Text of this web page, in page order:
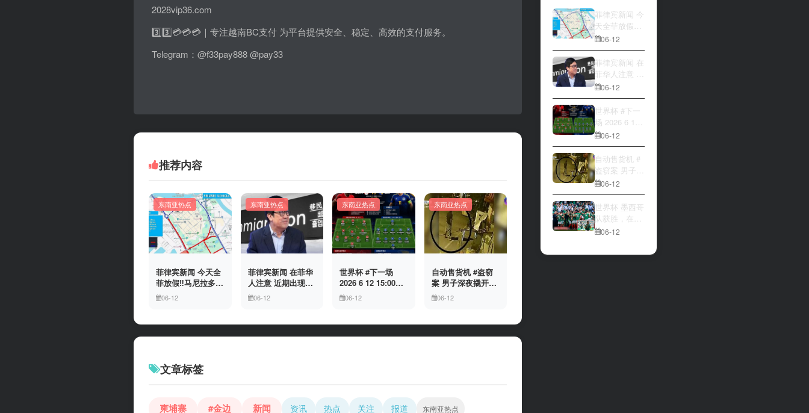
2028vip36.com
3️⃣3️⃣💳💳💳｜专注越南BC支付 为平台提供安全、稳定、高效的支付服务。
Telegram：@f33pay888 @pay33
推荐内容
东南亚热点
菲律宾新闻 今天全
菲放假‼️马尼拉多地
封路06-12
东南亚热点
菲律宾新闻 在菲华
人注意 近期出现假
冒移民局执法人员
上门敲诈案件，已
06-12
东南亚热点
世界杯 #下一场
2026 6 12 15:00整
加拿大与波黑的较
量 究竟胜利的天平
加拿大借助主场优
势笑到最后，还是
06-12
东南亚热点
自动售货机 #盗窃
案 男子深夜撬开自
动售货机，2000比
索硬币被一扫而空
06-12
文章标签
柬埔寨 #金边 新闻 资讯 热点 关注 报道 东南亚热点
菲律宾新闻 今
天全菲放假‼️
马尼拉多地封
路
06-12
菲律宾新闻 在
菲华人注意 近
期出现假冒移
民局执法人员
上门敲诈案
件，已有多人
举报中招
06-12
世界杯 #下一
场 2026 6 12
15:00整 加拿
大与波黑的较
量 究竟胜利的
天平会倾向哪
一方，是加拿
大借助主场优
势笑到最后，
还是波黑上演
逆袭好戏？让
我们拭目以
06-12
自动售货机 #
盗窃案 男子深
夜撬开自动售
货机，2000比
索硬币被一扫
而空
06-12
世界杯 墨西哥
队获胜，在首
场比赛中击败
06-12